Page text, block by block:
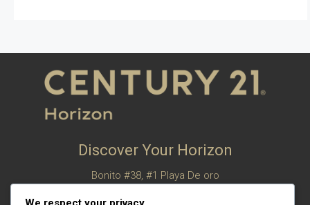
Discover Your Horizon
Bonito #38, #1 Playa De oro